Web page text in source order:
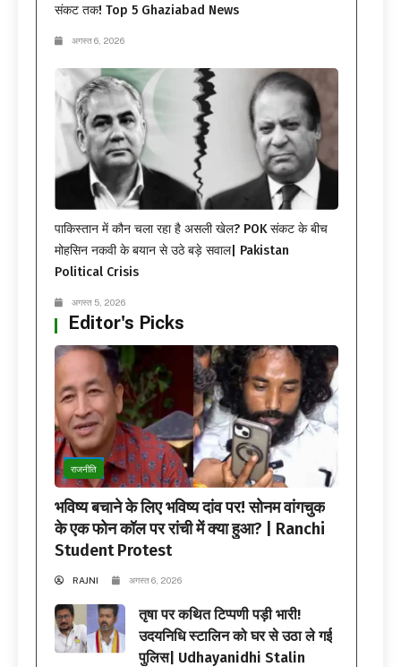
संकट तक! Top 5 Ghaziabad News
अगस्त 6, 2026
पाकिस्तान में कौन चला रहा है असली खेल? POK संकट के बीच
मोहसिन नकवी के बयान से उठे बड़े सवाल| Pakistan
Political Crisis
अगस्त 5, 2026
Editor's Picks
राजनीति
भविष्य बचाने के लिए भविष्य दांव पर! सोनम वांगचुक
के एक फोन कॉल पर रांची में क्या हुआ? | Ranchi
Student Protest
RAJNI अगस्त 6, 2026
तृषा पर कथित टिप्पणी पड़ी भारी!
उदयनिधि स्टालिन को घर से उठा ले गई
पुलिस| Udhayanidhi Stalin